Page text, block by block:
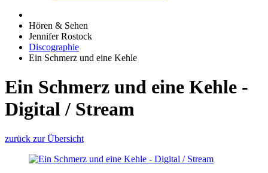
Hören & Sehen
Jennifer Rostock
Discographie
Ein Schmerz und eine Kehle
Ein Schmerz und eine Kehle -
Digital / Stream
zurück zur Übersicht